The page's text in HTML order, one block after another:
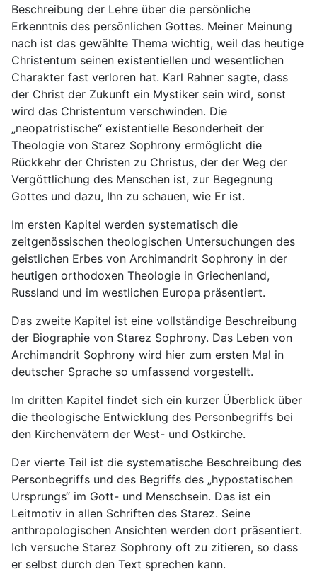
Beschreibung der Lehre über die persönliche
Erkenntnis des persönlichen Gottes. Meiner Meinung
nach ist das gewählte Thema wichtig, weil das heutige
Christentum seinen existentiellen und wesentlichen
Charakter fast verloren hat. Karl Rahner sagte, dass
der Christ der Zukunft ein Mystiker sein wird, sonst
wird das Christentum verschwinden. Die
„neopatristische“ existentielle Besonderheit der
Theologie von Starez Sophrony ermöglicht die
Rückkehr der Christen zu Christus, der der Weg der
Vergöttlichung des Menschen ist, zur Begegnung
Gottes und dazu, Ihn zu schauen, wie Er ist.
Im ersten Kapitel werden systematisch die
zeitgenössischen theologischen Untersuchungen des
geistlichen Erbes von Archimandrit Sophrony in der
heutigen orthodoxen Theologie in Griechenland,
Russland und im westlichen Europa präsentiert.
Das zweite Kapitel ist eine vollständige Beschreibung
der Biographie von Starez Sophrony. Das Leben von
Archimandrit Sophrony wird hier zum ersten Mal in
deutscher Sprache so umfassend vorgestellt.
Im dritten Kapitel findet sich ein kurzer Überblick über
die theologische Entwicklung des Personbegriffs bei
den Kirchenvätern der West- und Ostkirche.
Der vierte Teil ist die systematische Beschreibung des
Personbegriffs und des Begriffs des „hypostatischen
Ursprungs“ im Gott- und Menschsein. Das ist ein
Leitmotiv in allen Schriften des Starez. Seine
anthropologischen Ansichten werden dort präsentiert.
Ich versuche Starez Sophrony oft zu zitieren, so dass
er selbst durch den Text sprechen kann.